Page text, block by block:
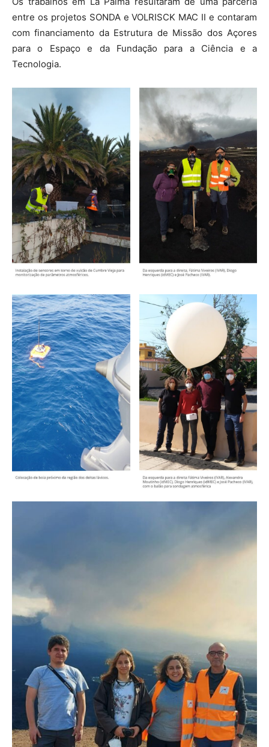
entre os projetos SONDA e VOLRISCK MAC II e contaram
com financiamento da Estrutura de Missão dos Açores
para o Espaço e da Fundação para a Ciência e a
Tecnologia.